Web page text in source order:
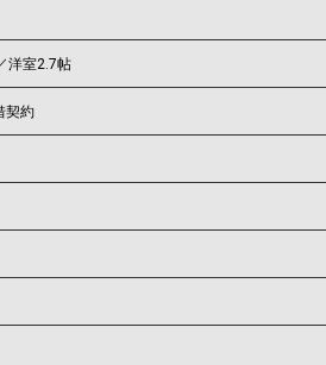
洋室2.7帖
契約